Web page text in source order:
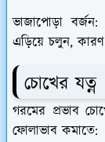
ভাজাপোড়া
এড়িয়ে চলুন, কারণ
চোখের যত্ন
গরমের প্রভাব
ফোলাভাব কমাতে: